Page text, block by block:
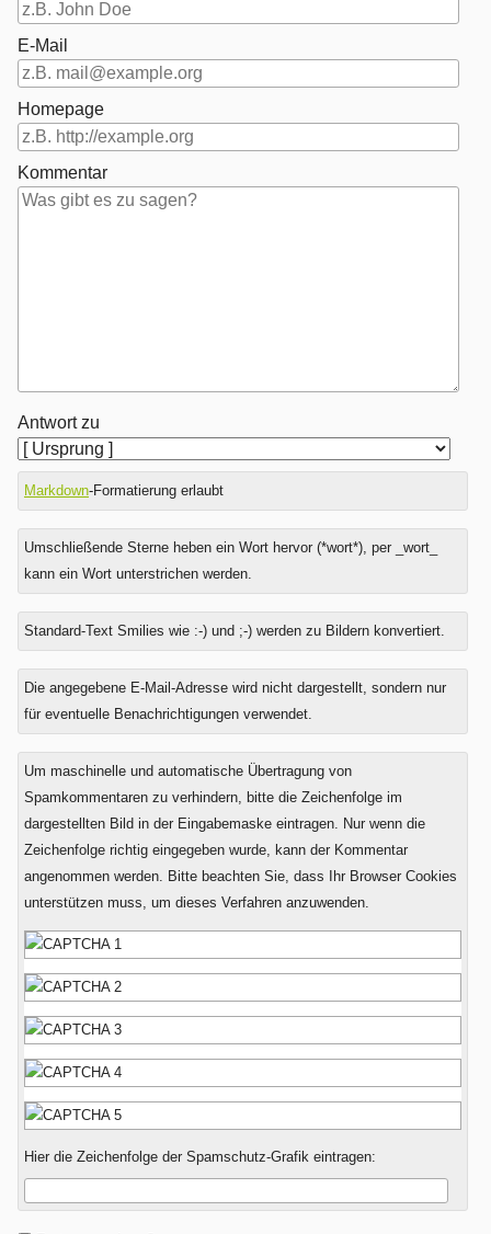
E-Mail
Homepage
Kommentar
Antwort zu
Markdown-Formatierung erlaubt
Umschließende Sterne heben ein Wort hervor (*wort*), per _wort_
kann ein Wort unterstrichen werden.
Standard-Text Smilies wie :-) und ;-) werden zu Bildern konvertiert.
Was
ist
Acht
plus
Die angegebene E-Mail-Adresse wird nicht dargestellt, sondern nur
für eventuelle Benachrichtigungen verwendet.
Um maschinelle und automatische Übertragung von
Spamkommentaren zu verhindern, bitte die Zeichenfolge im
dargestellten Bild in der Eingabemaske eintragen. Nur wenn die
Zeichenfolge richtig eingegeben wurde, kann der Kommentar
angenommen werden. Bitte beachten Sie, dass Ihr Browser Cookies
unterstützen muss, um dieses Verfahren anzuwenden.
Hier die Zeichenfolge der Spamschutz-Grafik eintragen: